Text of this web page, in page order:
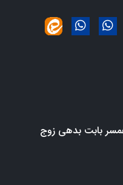
بابت بدهی زوج